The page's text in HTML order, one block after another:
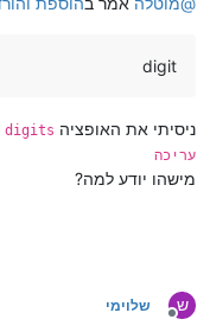
digit
ניסיתי את האופציה digits
עריכה
מישהו יודע למה?
ש
מנותק
שלוימי